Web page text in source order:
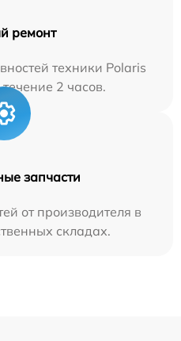
ремонт
техники Polaris
2 часов.
запчасти
от производителя в
складах.